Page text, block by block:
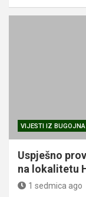
VIJESTI IZ BUGOJNA
Uspješno
na lokalitetu
1 sedmica ago